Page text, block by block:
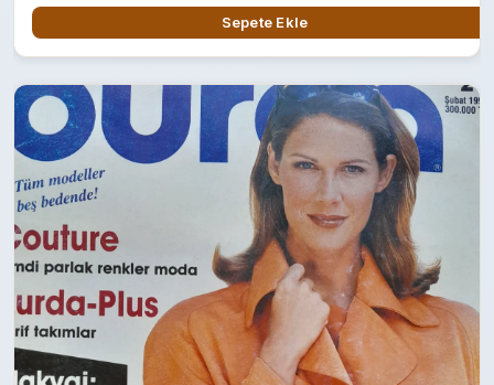
Sepete Ekle